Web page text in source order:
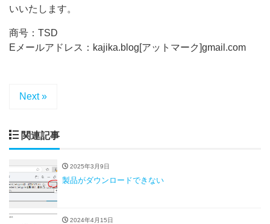
いいたします。
商号：TSD
Eメールアドレス：kajika.blog[アットマーク]gmail.com
Next »
関連記事
2025年3月9日
製品がダウンロードできない
2024年4月15日